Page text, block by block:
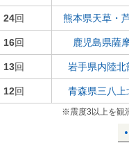
24回 熊本県天草・
16回 鹿児島県薩
13回 岩手県内陸北
12回 青森県三八上
※震度3以上を観